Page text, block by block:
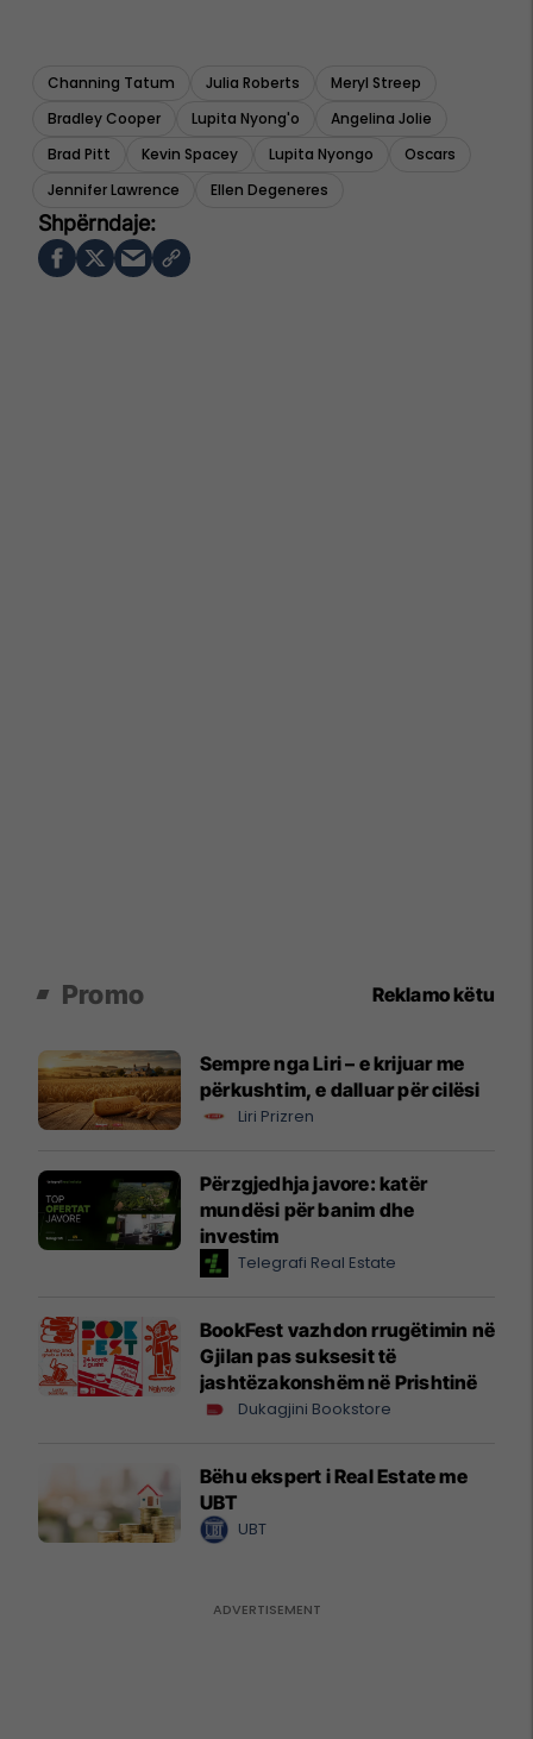
Channing Tatum Julia Roberts
Meryl Streep
Bradley Cooper
Lupita Nyong'o
Angelina Jolie
Brad Pitt
Kevin Spacey Lupita Nyongo
Oscars
Jennifer Lawrence
Ellen Degeneres
Promo Reklamo këtu
Sempre nga Liri – e krijuar me
përkushtim, e dalluar për cilësi
Liri Prizren
Përzgjedhja javore: katër
mundësi për banim dhe
investim
Telegrafi Real Estate
BookFest vazhdon rrugëtimin në
Gjilan pas suksesit të
jashtëzakonshëm në Prishtinë
Dukagjini Bookstore
Bëhu ekspert i Real Estate me
UBT
UBT